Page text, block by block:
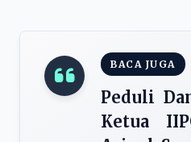
BACA JUGA
Peduli
Ketua